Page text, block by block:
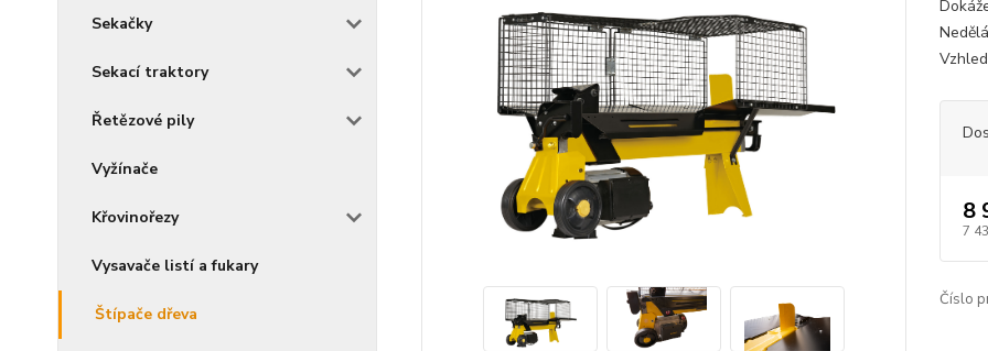
Sekačky
Sekací traktory
Řetězové pily
Vyžínače
Křovinořezy
Vysavače listí a fukary
Štípače dřeva
8
7
Číslo